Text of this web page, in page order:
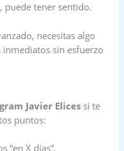
puede tener sentido.
necesitas algo
sin esfuerzo
Javier Elices si te
puntos:
“en X días”.